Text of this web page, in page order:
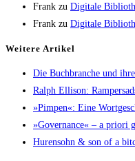
Frank zu Digi­ta­le
Frank zu Digi­ta­le
Wei­te­re Artikel
Die Buch­bran­che und
Ralph Elli­son:
»Pim­pen«: Eine
»Gover­nan­ce« – a prio­ri
Huren­sohn & son of a